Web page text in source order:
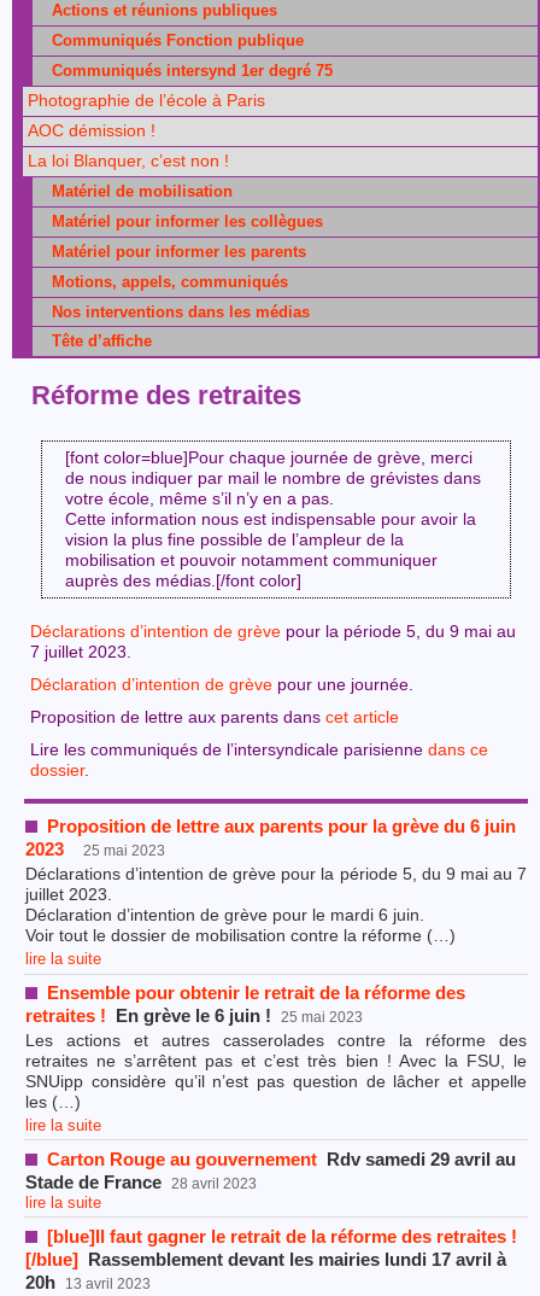
Actions et réunions publiques
Communiqués Fonction publique
Communiqués intersynd 1er degré 75
Photographie de l’école à Paris
AOC démission !
La loi Blanquer, c’est non !
Matériel de mobilisation
Matériel pour informer les collègues
Matériel pour informer les parents
Motions, appels, communiqués
Nos interventions dans les médias
Tête d’affiche
Réforme des retraites
[font color=blue]Pour chaque journée de grève, merci
de nous indiquer par mail le nombre de grévistes dans
votre école, même s’il n’y en a pas.
Cette information nous est indispensable pour avoir la
vision la plus fine possible de l’ampleur de la
mobilisation et pouvoir notamment communiquer
auprès des médias.[/font color]
Déclarations d’intention de grève pour la période 5, du 9 mai au
7 juillet 2023.
Déclaration d’intention de grève pour une journée.
Proposition de lettre aux parents dans cet article
Lire les communiqués de l’intersyndicale parisienne dans ce
dossier.
Proposition de lettre aux parents pour la grève du 6 juin
2023
25 mai 2023
Déclarations d’intention de grève pour la période 5, du 9 mai au 7
juillet 2023.
Déclaration d’intention de grève pour le mardi 6 juin.
Voir tout le dossier de mobilisation contre la réforme (…)
lire la suite
Ensemble pour obtenir le retrait de la réforme des
retraites ! En grève le 6 juin ! 25 mai 2023
Les actions et autres casserolades contre la réforme des
retraites ne s’arrêtent pas et c’est très bien ! Avec la FSU, le
SNUipp considère qu’il n’est pas question de lâcher et appelle
les (…)
lire la suite
Carton Rouge au gouvernement Rdv samedi 29 avril au
Stade de France 28 avril 2023
lire la suite
[blue]Il faut gagner le retrait de la réforme des retraites !
[/blue] Rassemblement devant les mairies lundi 17 avril à
20h
13 avril 2023